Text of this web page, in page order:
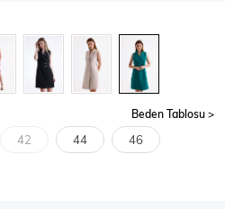
Crop & Büstiyer
Beden Tablosu
42 44 46